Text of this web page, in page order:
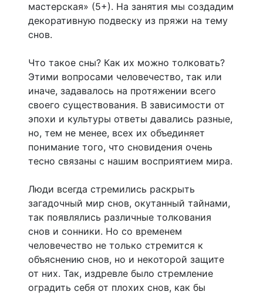
мастерская» (5+). На занятия мы создадим
декоративную подвеску из пряжи на тему
снов.
Что такое сны? Как их можно толковать?
Этими вопросами человечество, так или
иначе, задавалось на протяжении всего
своего существования. В зависимости от
эпохи и культуры ответы давались разные,
но, тем не менее, всех их объединяет
понимание того, что сновидения очень
тесно связаны с нашим восприятием мира.
Люди всегда стремились раскрыть
загадочный мир снов, окутанный тайнами,
так появлялись различные толкования
снов и сонники. Но со временем
человечество не только стремится к
объяснению снов, но и некоторой защите
от них. Так, издревле было стремление
оградить себя от плохих снов, как бы